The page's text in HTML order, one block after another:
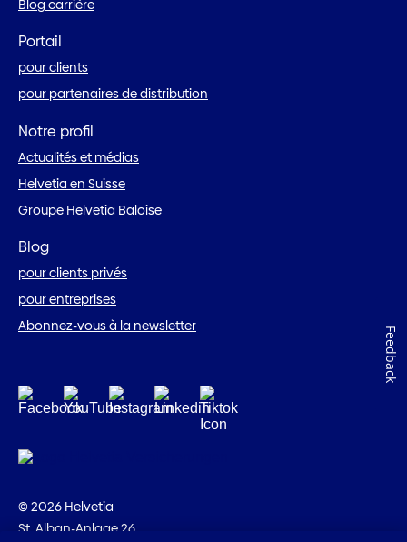
Blog carrière
Portail
pour clients
pour partenaires de distribution
Notre profil
Actualités et médias
Helvetia en Suisse
Groupe Helvetia Baloise
Blog
pour clients privés
pour entreprises
Abonnez-vous à la newsletter
© 2026 Helvetia
St. Alban-Anlage 26
Feedback